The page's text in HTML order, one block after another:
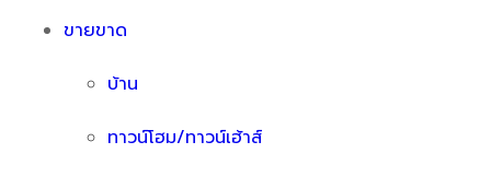
ขายขาด
บ้าน
ทาวน์โฮม/ทาวน์เฮ้าส์